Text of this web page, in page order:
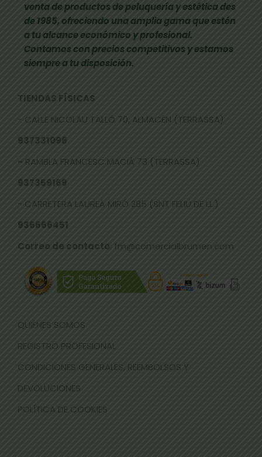
venta de productos de peluquería y estética des
de 1985, ofreciendo una amplia gama que estén
a tu alcance económico y profesional.
Contamos con precios competitivos y estamos
siempre a tu disposición.
TIENDAS FÍSICAS
- CALLE NICOLAU TALLÓ 70, ALMACÉN (TERRASSA)
937331096
- RAMBLA FRANCESC MACIÀ 73 (TERRASSA)
937359169
- CARRETERA LAUREÀ MIRÓ 285 (SNT FELIU DE LL.)
936666451
Correo de contacto: fm@comercialbrumen.com
QUIÉNES SOMOS
REGISTRO PROFESIONAL
CONDICIONES GENERALES, REEMBOLSOS Y
DEVOLUCIONES
POLÍTICA DE COOKIES